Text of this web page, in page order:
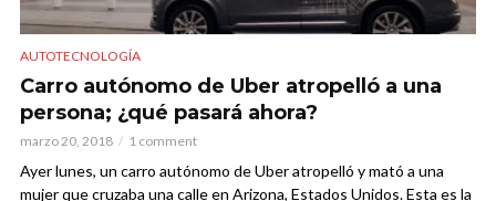
AUTOTECNOLOGÍA
Carro autónomo de Uber atropelló a una
persona; ¿qué pasará ahora?
marzo 20, 2018 1 comment
Ayer lunes, un carro autónomo de Uber atropelló y mató a una
mujer que cruzaba una calle en Arizona, Estados Unidos. Esta es la